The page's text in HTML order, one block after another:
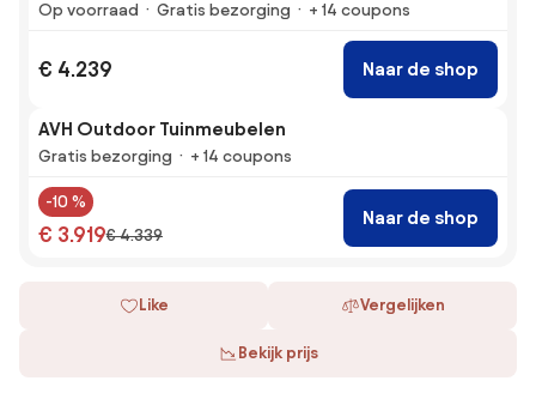
Op voorraad Gratis bezorging + 14 coupons
€ 4.239 Naar de shop
AVH Outdoor Tuinmeubelen
Gratis bezorging + 14 coupons
-10 %
€ 3.919€ 4.339
Naar de shop
Like Vergelijken
Bekijk prijs